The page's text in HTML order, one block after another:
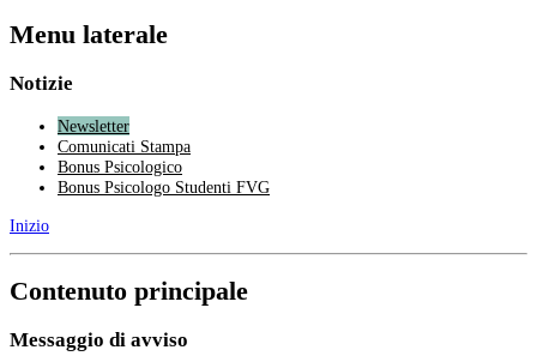
Menu laterale
Notizie
Newsletter
Comunicati Stampa
Bonus Psicologico
Bonus Psicologo Studenti FVG
Inizio
Contenuto principale
Messaggio di avviso